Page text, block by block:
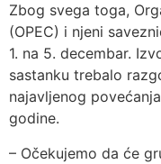
Zbog svega toga,
(OPEC) i njeni
1. na 5. decembar.
sastanku trebalo
najavljenog
godine.
– Očekujemo da će